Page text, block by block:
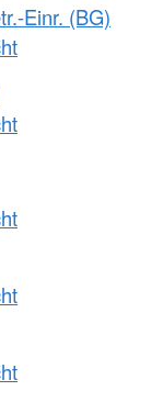
Einr. (BG)